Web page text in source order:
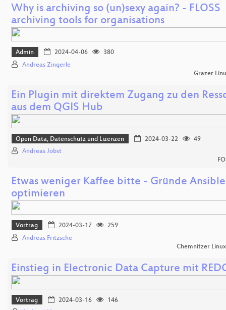
Why is archiving so (un)sexy again? - FLOSS
archiving tools for organisations
Admin 2024-04-06
380
Andreas Zingerle
Grazer
Ein Plugin mit direktem Zugang zu den
aus dem QGIS Hub
Open Data, Datenschutz und Lizenzen 2024-03-22
49
Andreas Jobst
Etwas weniger Kaffee bitte - Gründe
optimieren
Vortrag 2024-03-17
259
Andreas Fritzsche
Chemnitzer
Einstieg in Electronic Data Capture mit
Vortrag 2024-03-16
146